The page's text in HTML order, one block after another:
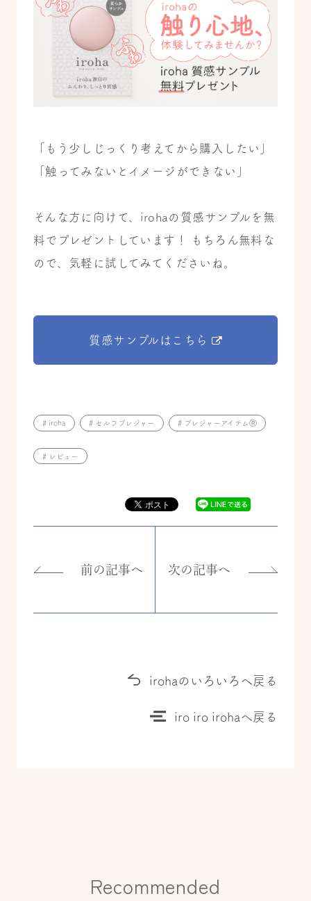
「もう少しじっくり考えてから購入したい」
「触ってみないとイメージができない」
そんな方に向けて、irohaの質感サンプルを無
料でプレゼントしています！ もちろん無料な
ので、気軽に試してみてくださいね。
質感サンプルはこちら
# iroha # セルフプレジャー # プレジャーアイテムⓇ
# レビュー
前の記事へ 次の記事へ
irohaのいろいろへ戻る
iro iro irohaへ戻る
Recommended